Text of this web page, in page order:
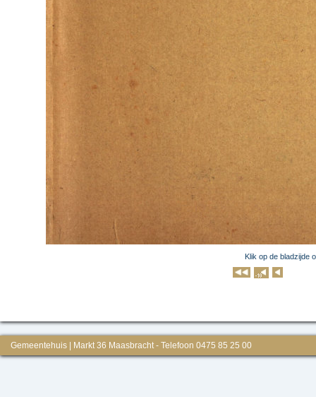
Klik op de bladzijde
Gemeentehuis | Markt 36 Maasbracht - Telefoon 0475 85 25 00